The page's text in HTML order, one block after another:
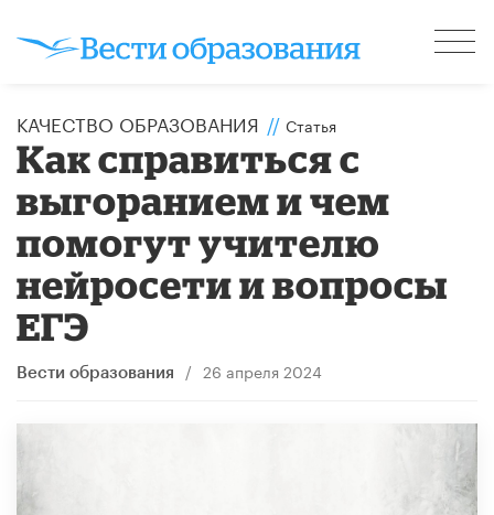
КАЧЕСТВО ОБРАЗОВАНИЯ // Статья
Как справиться с
выгоранием и чем
помогут учителю
нейросети и вопросы
ЕГЭ
Вести образования / 26 апреля 2024